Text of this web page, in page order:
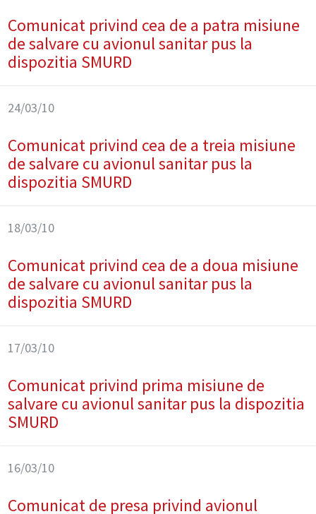
Comunicat privind cea de a patra misiune
de salvare cu avionul sanitar pus la
dispozitia SMURD
24/03/10
Comunicat privind cea de a treia misiune
de salvare cu avionul sanitar pus la
dispozitia SMURD
18/03/10
Comunicat privind cea de a doua misiune
de salvare cu avionul sanitar pus la
dispozitia SMURD
17/03/10
Comunicat privind prima misiune de
salvare cu avionul sanitar pus la dispozitia
SMURD
16/03/10
Comunicat de presa privind avionul